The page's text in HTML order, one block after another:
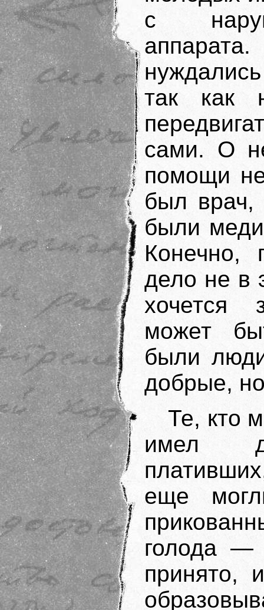
с
так как
сами. О
помощи
был врач,
были
Конечно,
дело не в
хочется
может
были
добрые,
Те, кто
имел
еще
голода —
принято,